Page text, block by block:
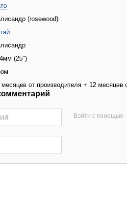
(rosewood)
(25")
месяцев от производителя + 12 месяцев
Войти с помощью